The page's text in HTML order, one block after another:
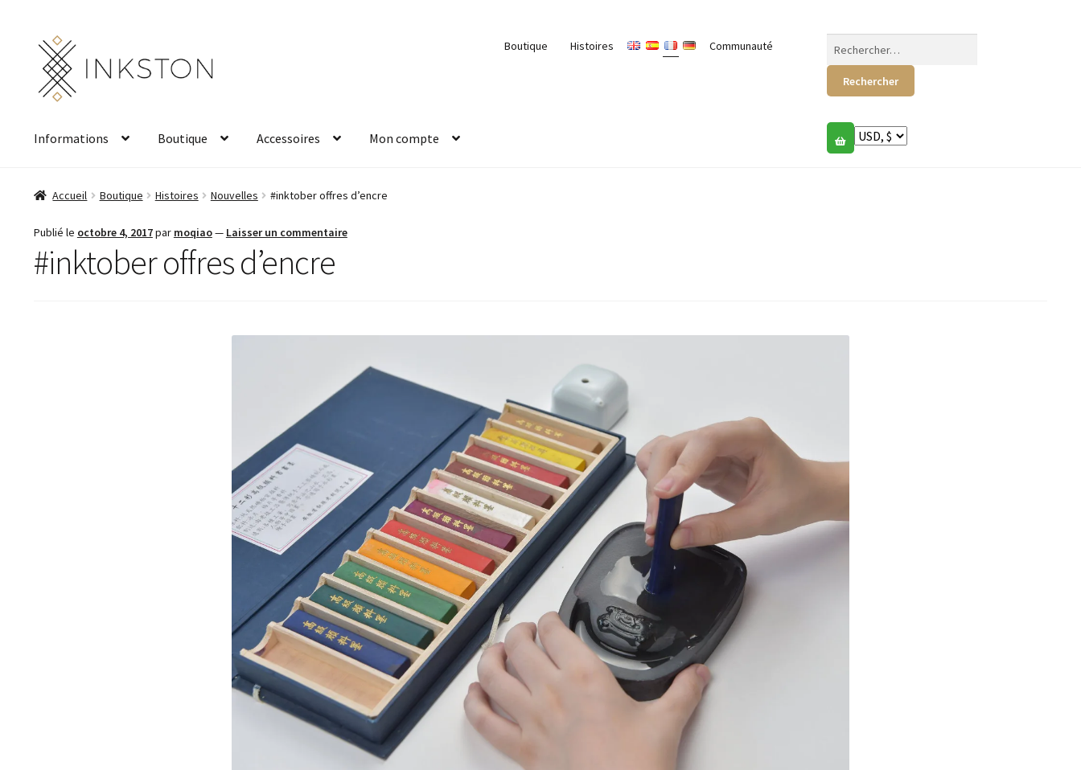
Aller
navigation
Aller
au
contenu
Boutique Histoires Communauté
Informations Boutique Accessoires Mon compte
Accueil Boutique Histoires Nouvelles #inktober offres d’encre
Publié le octobre 4, 2017par moqiao— Laisser un commentaire
#inktober offres d’encre